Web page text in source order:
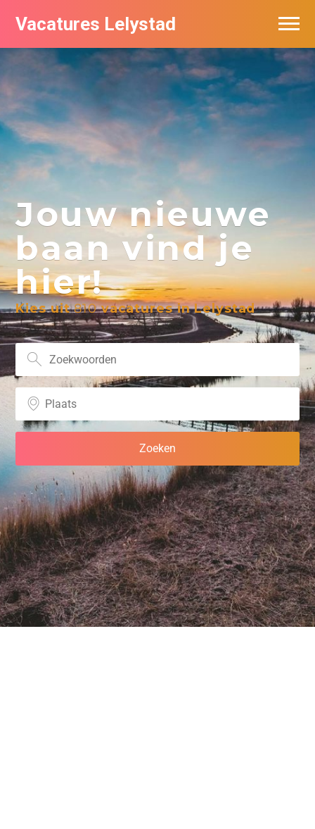
Vacatures Lelystad
Jouw nieuwe
baan vind je
hier!
Kies uit810vacatures in Lelystad
Vacatures per bedrijf in Lelystad
De populairste vacatures in Lelystad
Nieuwsbrief feed